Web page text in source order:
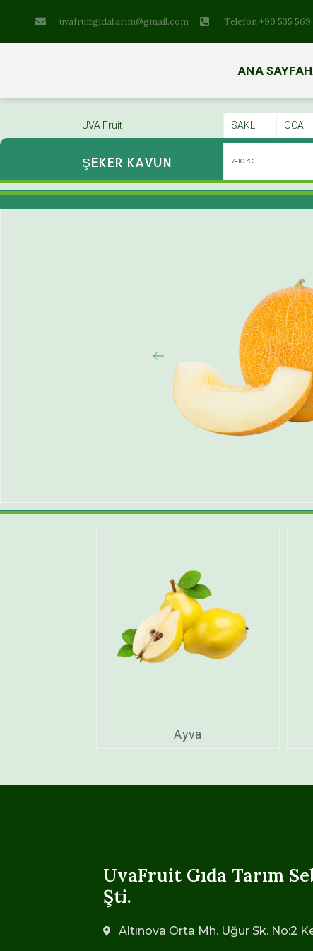
uvafruitgidatarim@gmail.com Telefon +90 535 569
ANA SAYFA
UVA Fruit SAKL. OCA
ŞEKER KAVUN 7-10 °C
Ayva
UvaFruit Gıda Tarım
Şti.
Altınova Orta Mh. Uğur Sk. No:2